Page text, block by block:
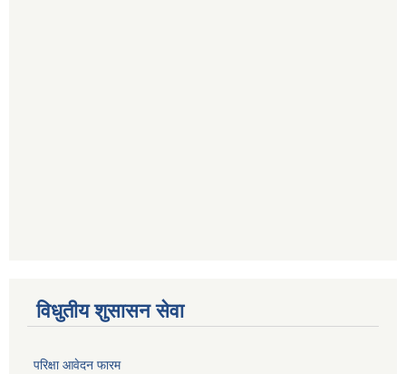
विधुतीय शुसासन सेवा
परिक्षा आवेदन फारम